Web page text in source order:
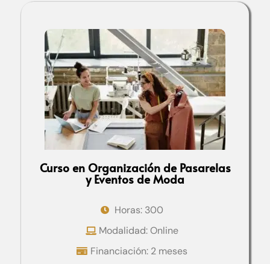
Curso en Organización de Pasarelas
y Eventos de Moda
Horas: 300
Modalidad: Online
Financiación: 2 meses